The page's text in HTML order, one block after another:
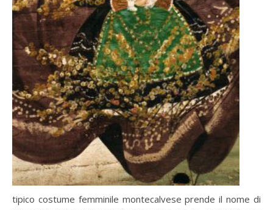
tipico costume femminile montecalvese prende il nome di